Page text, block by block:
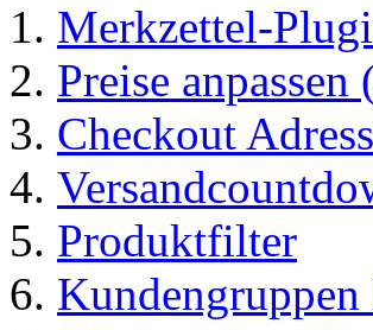
Merkzettel-
Preise
Checkout
Produktfilter